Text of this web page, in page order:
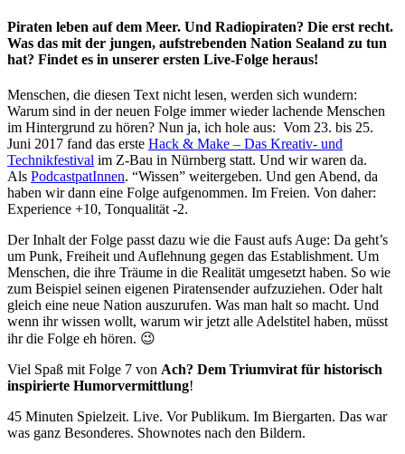
Piraten leben auf dem Meer. Und Radiopiraten? Die erst recht.
Was das mit der jungen, aufstrebenden Nation Sealand zu tun
hat? Findet es in unserer ersten Live-Folge heraus!
Menschen, die diesen Text nicht lesen, werden sich wundern:
Warum sind in der neuen Folge immer wieder lachende Menschen
im Hintergrund zu hören? Nun ja, ich hole aus: Vom 23. bis 25.
Juni 2017 fand das erste Hack & Make – Das Kreativ- und
Technikfestival im Z-Bau in Nürnberg statt. Und wir waren da.
Als PodcastpatInnen. “Wissen” weitergeben. Und gen Abend, da
haben wir dann eine Folge aufgenommen. Im Freien. Von daher:
Experience +10, Tonqualität -2.
Der Inhalt der Folge passt dazu wie die Faust aufs Auge: Da geht’s
um Punk, Freiheit und Auflehnung gegen das Establishment. Um
Menschen, die ihre Träume in die Realität umgesetzt haben. So wie
zum Beispiel seinen eigenen Piratensender aufzuziehen. Oder halt
gleich eine neue Nation auszurufen. Was man halt so macht. Und
wenn ihr wissen wollt, warum wir jetzt alle Adelstitel haben, müsst
ihr die Folge eh hören. 😉
Viel Spaß mit Folge 7 von Ach? Dem Triumvirat für historisch
inspirierte Humorvermittlung!
45 Minuten Spielzeit. Live. Vor Publikum. Im Biergarten. Das war
was ganz Besonderes. Shownotes nach den Bildern.